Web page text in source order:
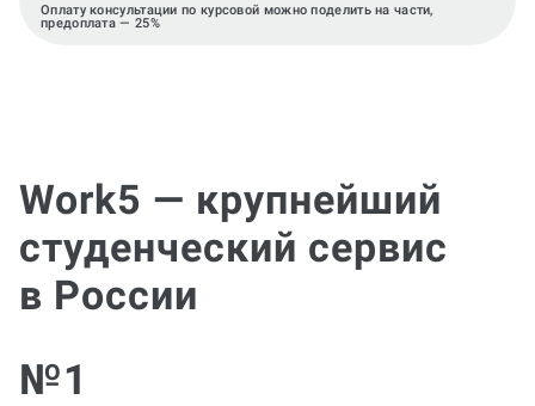
Оплату консультации по курсовой можно поделить на части,
предоплата — 25%
Work5 — крупнейший
студенческий сервис
в России
№1